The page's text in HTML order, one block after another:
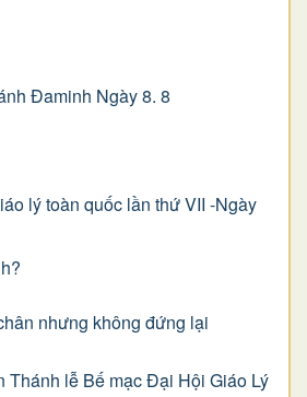
Đaminh Ngày 8. 8
lý toàn quốc lần thứ VII -Ngày
nhưng không đứng lại
Thánh lễ Bế mạc Đại Hội Giáo Lý